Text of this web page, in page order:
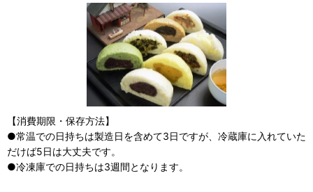
【消費期限・保存方法】
●常温での日持ちは製造日を含めて3日ですが、冷蔵庫に入れていた
だけば5日は大丈夫です。
●冷凍庫での日持ちは3週間となります。